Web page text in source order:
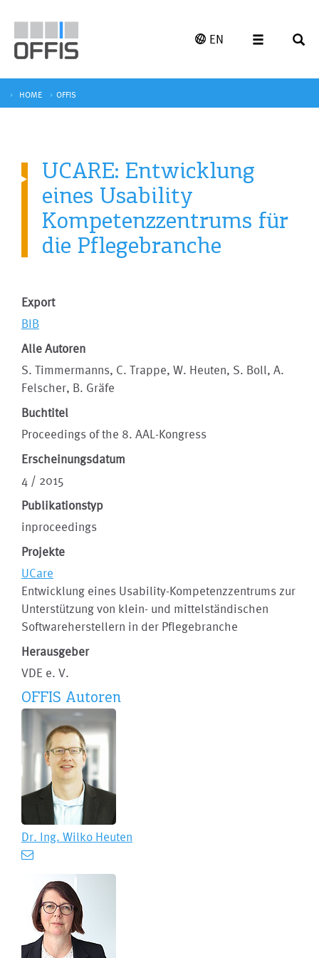
EN
HOME OFFIS
UCARE: Entwicklung
eines Usability
Kompetenzzentrums für
die Pflegebranche
Export
BIB
Alle Autoren
S. Timmermanns, C. Trappe, W. Heuten, S. Boll, A.
Felscher, B. Gräfe
Buchtitel
Proceedings of the 8. AAL-Kongress
Erscheinungsdatum
4 / 2015
Publikationstyp
inproceedings
Projekte
UCare
Entwicklung eines Usability-Kompetenzzentrums zur
Unterstützung von klein- und mittelständischen
Softwareherstellern in der Pflegebranche
Herausgeber
VDE e. V.
OFFIS Autoren
Dr. Ing. Wilko Heuten